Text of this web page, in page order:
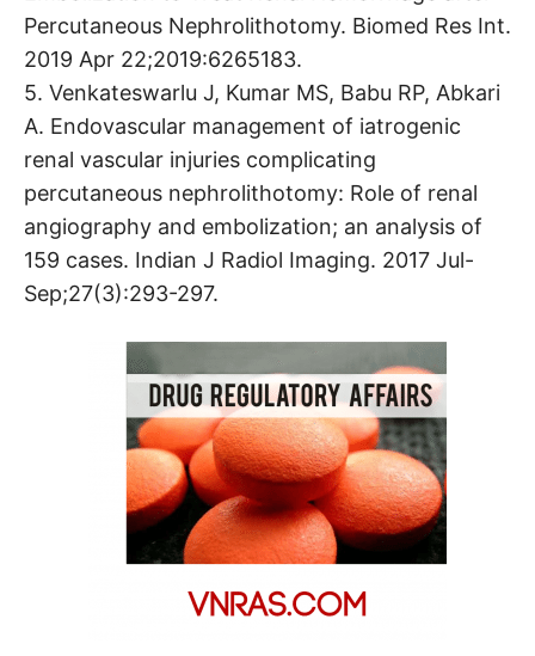
Percutaneous Nephrolithotomy. Biomed Res Int.
2019 Apr 22;2019:6265183.
5. Venkateswarlu J, Kumar MS, Babu RP, Abkari
A. Endovascular management of iatrogenic
renal vascular injuries complicating
percutaneous nephrolithotomy: Role of renal
angiography and embolization; an analysis of
159 cases. Indian J Radiol Imaging. 2017 Jul-
Sep;27(3):293-297.